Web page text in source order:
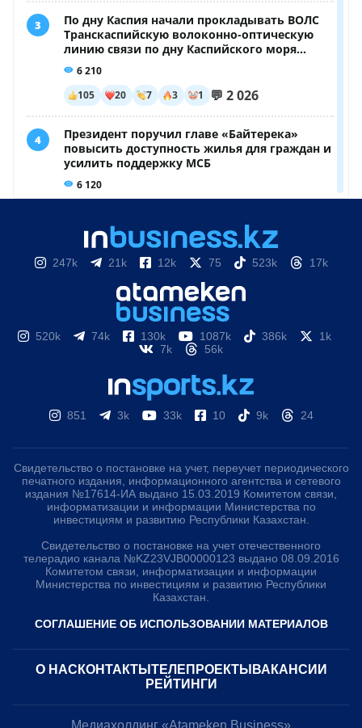
247k 21k 12k 75 523k 17k
520k 74k 130k 1087k 386k
1k
7k
56k
851 3k 33k 10 9k 24
Свидетельство о постановке на учет, переучет периодического
печатного издания, информационного агентства и сетевого
издания №17614-ИА выдано 15.03.2019 Комитетом связи,
информатизации и информации Министерства по
инвестициям и развитию Республики Казахстан.
Свидетельство о постановке на учет отечественного
телерадио канала №KZ23VJB00000123 выдано 08.09.2016
Комитетом связи, информатизации и информации
Министерства по инвестициям и развитию Республики
Казахстан.
СОГЛАШЕНИЕ ОБ ИСПОЛЬЗОВАНИИ МАТЕРИАЛОВ
О НАС КОНТАКТЫ ТЕЛЕПРОЕКТЫ ВАКАНСИИ
РЕЙТИНГИ
Медиахолдинг «Atameken Business»